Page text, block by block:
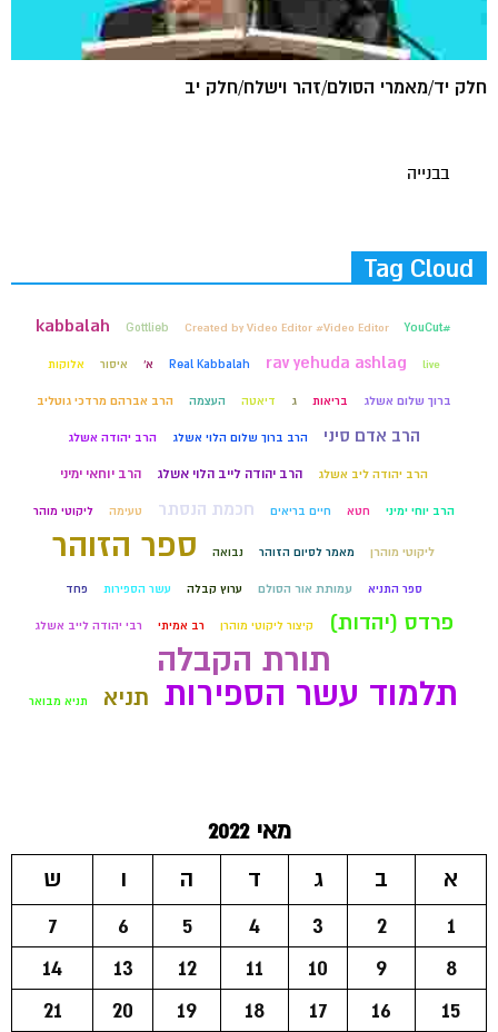
חלק יד/מאמרי הסולם/זהר וישלח/חלק יב
בבנייה
Tag Cloud
#YouCut
Created by Video Editor #Video Editor
Gottlieb
kabbalah
live
rav yehuda ashlag
Real Kabbalah א' איסור אלוקות
ברוך שלום אשלג בריאות ג דיאטה העצמה הרב אברהם מרדכי גוטליב
הרב אדם סיני הרב ברוך שלום הלוי אשלג הרב יהודה אשלג
הרב יהודה ליב אשלג הרב יהודה לייב הלוי אשלג הרב יוחאי ימיני
הרב יוחי ימיני חטא חיים בריאים חכמת הנסתר טעימה ליקוטי מוהר
ליקוטי מוהרן מאמר לסיום הזוהר נבואה ספר הזוהר
ספר התניא עמותת אור הסולם ערוץ קבלה עשר הספירות פחד
פרדס (יהדות) קיצור ליקוטי מוהרן רב אמיתי רבי יהודה לייב אשלג
תורת הקבלה
תלמוד עשר הספירות תניא תניא מבואר
מאי 2022
א
ב ג ד ה ו
ש
1
2
3
4
5
6
7
8
9
10
11
12
13
14
15
16
17
18
19
20
21